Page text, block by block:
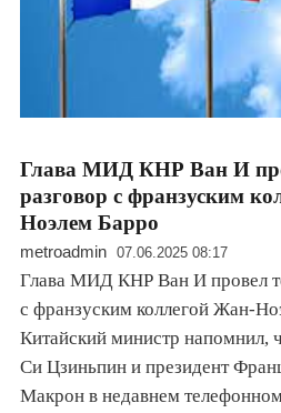
Глава МИД КНР Ван И
разговор с франзуским
Ноэлем Барро
metroadmin 07.06.2025 08:17
Глава МИД КНР Ван И провел
с франзуским коллегой Жан-
Китайский министр напомнил,
Си Цзиньпин и президент
Макрон в недавнем